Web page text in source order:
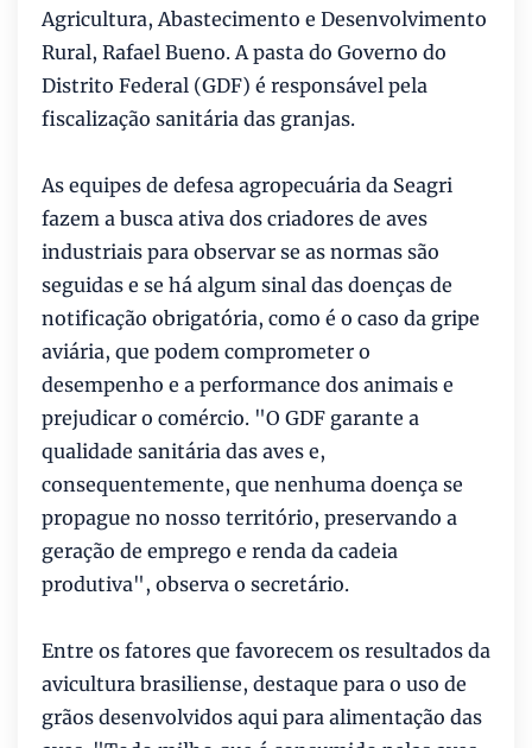
Agricultura, Abastecimento e Desenvolvimento
Rural, Rafael Bueno. A pasta do Governo do
Distrito Federal (GDF) é responsável pela
fiscalização sanitária das granjas.
As equipes de defesa agropecuária da Seagri
fazem a busca ativa dos criadores de aves
industriais para observar se as normas são
seguidas e se há algum sinal das doenças de
notificação obrigatória, como é o caso da gripe
aviária, que podem comprometer o
desempenho e a performance dos animais e
prejudicar o comércio. "O GDF garante a
qualidade sanitária das aves e,
consequentemente, que nenhuma doença se
propague no nosso território, preservando a
geração de emprego e renda da cadeia
produtiva", observa o secretário.
Entre os fatores que favorecem os resultados da
avicultura brasiliense, destaque para o uso de
grãos desenvolvidos aqui para alimentação das